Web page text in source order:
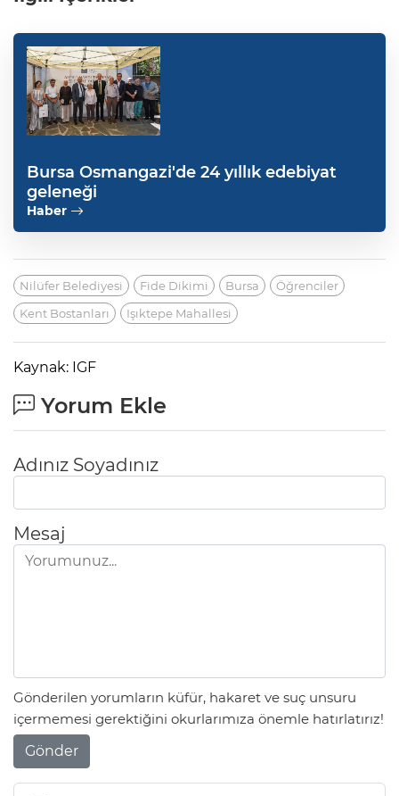
Bursa Osmangazi'de 24 yıllık edebiyat
geleneği
Haber
Nilüfer Belediyesi Fide Dikimi Bursa
Öğrenciler
Kent Bostanları
Işıktepe Mahallesi
Kaynak: IGF
Yorum Ekle
Adınız Soyadınız
Mesaj
Gönderilen yorumların küfür, hakaret ve suç unsuru
içermemesi gerektiğini okurlarımıza önemle hatırlatırız!
Gönder